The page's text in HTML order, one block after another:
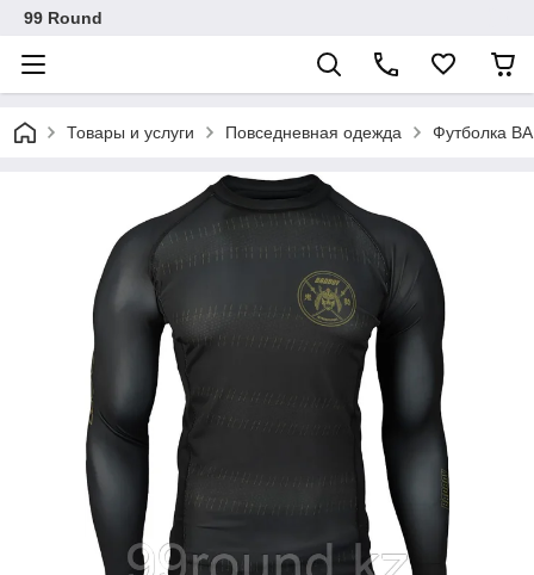
99 Round
Товары и услуги Повседневная одежда Футболка